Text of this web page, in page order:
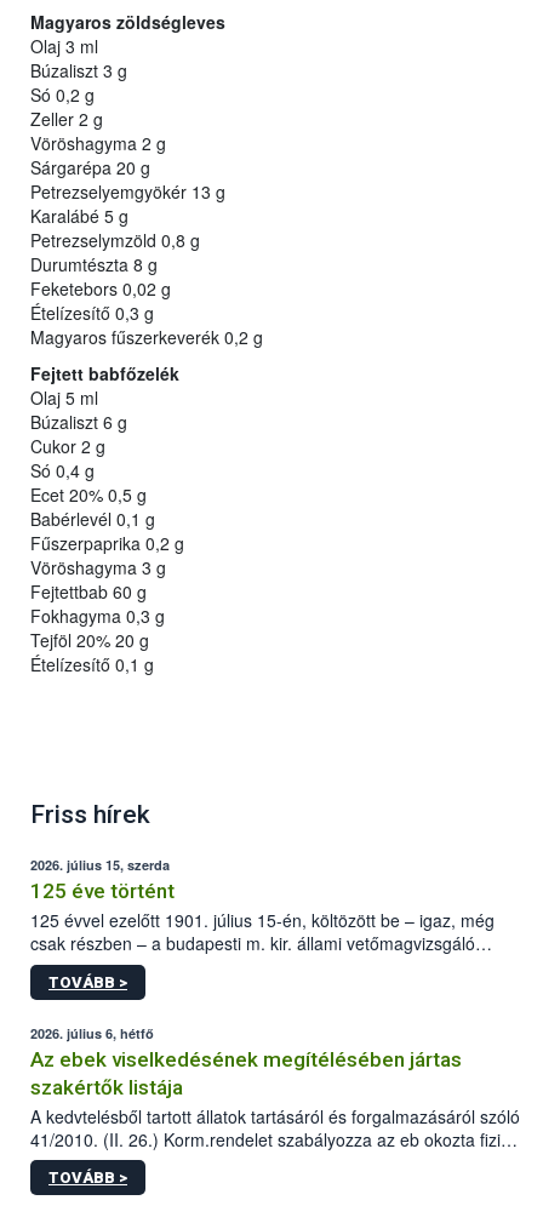
Magyaros zöldségleves
Olaj 3 ml
Búzaliszt 3 g
Só 0,2 g
Zeller 2 g
Vöröshagyma 2 g
Sárgarépa 20 g
Petrezselyemgyökér 13 g
Karalábé 5 g
Petrezselymzöld 0,8 g
Durumtészta 8 g
Feketebors 0,02 g
Ételízesítő 0,3 g
Magyaros fűszerkeverék 0,2 g
Fejtett babfőzelék
Olaj 5 ml
Búzaliszt 6 g
Cukor 2 g
Só 0,4 g
Ecet 20% 0,5 g
Babérlevél 0,1 g
Fűszerpaprika 0,2 g
Vöröshagyma 3 g
Fejtettbab 60 g
Fokhagyma 0,3 g
Tejföl 20% 20 g
Ételízesítő 0,1 g
Friss hírek
2026. július 15, szerda
125 éve történt
125 évvel ezelőtt 1901. július 15-én, költözött be – igaz, még
csak részben – a budapesti m. kir. állami vetőmagvizsgáló
állomás a Kis Rókus utca 15. szám alatti, Czigler Győző által
tervezett új épületébe.
TOVÁBB >
2026. július 6, hétfő
Az ebek viselkedésének megítélésében jártas
szakértők listája
A kedvtelésből tartott állatok tartásáról és forgalmazásáról szóló
41/2010. (II. 26.) Korm.rendelet szabályozza az eb okozta fizikai
sérülés, illetve ennek veszélye keletkezésekor felmerülő
hatósági feladatokat, valamint a veszélyes eb tartását és annak
TOVÁBB >